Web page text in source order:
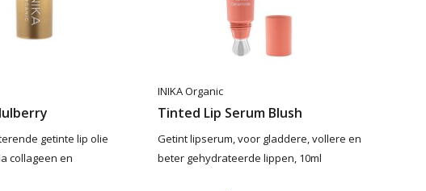
getinte lip olie
collageen en
INIKA Organic
Tinted Lip Serum Blush
Getint lipserum, voor gladdere, vollere en
beter gehydrateerde lippen, 10ml